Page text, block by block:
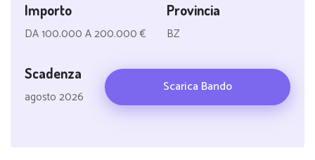
Importo
DA 100.000 A 200.000 €
Provincia
BZ
Scadenza
agosto 2026
Scarica Bando